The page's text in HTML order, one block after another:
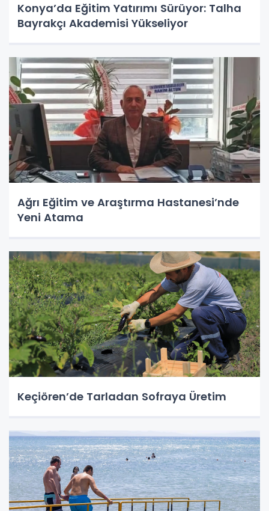
Konya’da Eğitim Yatırımı Sürüyor: Talha
Bayrakçı Akademisi Yükseliyor
Ağrı Eğitim ve Araştırma Hastanesi’nde
Yeni Atama
Keçiören’de Tarladan Sofraya Üretim